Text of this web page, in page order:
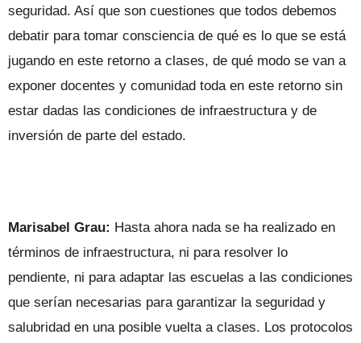
seguridad. Así que son cuestiones que todos debemos
debatir para tomar consciencia de qué es lo que se está
jugando en este retorno a clases, de qué modo se van a
exponer docentes y comunidad toda en este retorno sin
estar dadas las condiciones de infraestructura y de
inversión de parte del estado.
Marisabel Grau: Hasta ahora nada se ha realizado en
términos de infraestructura, ni para resolver lo
pendiente, ni para adaptar las escuelas a las condiciones
que serían necesarias para garantizar la seguridad y
salubridad en una posible vuelta a clases. Los protocolos